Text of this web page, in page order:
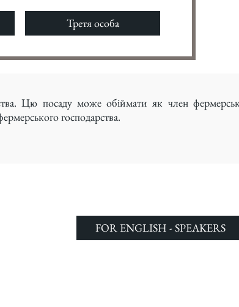
Третя особа
Цю посаду може обіймати як член
господарства.
FOR ENGLISH - SPEAKERS